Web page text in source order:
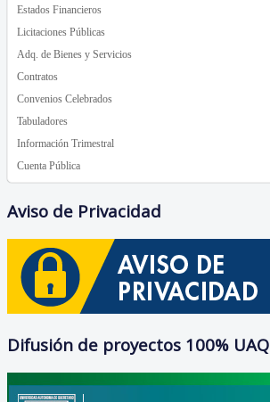
Estados Financieros
Licitaciones Públicas
Adq. de Bienes y Servicios
Contratos
Convenios Celebrados
Tabuladores
Información Trimestral
Cuenta Pública
Aviso de Privacidad
Difusión de proyectos 100% UAQ